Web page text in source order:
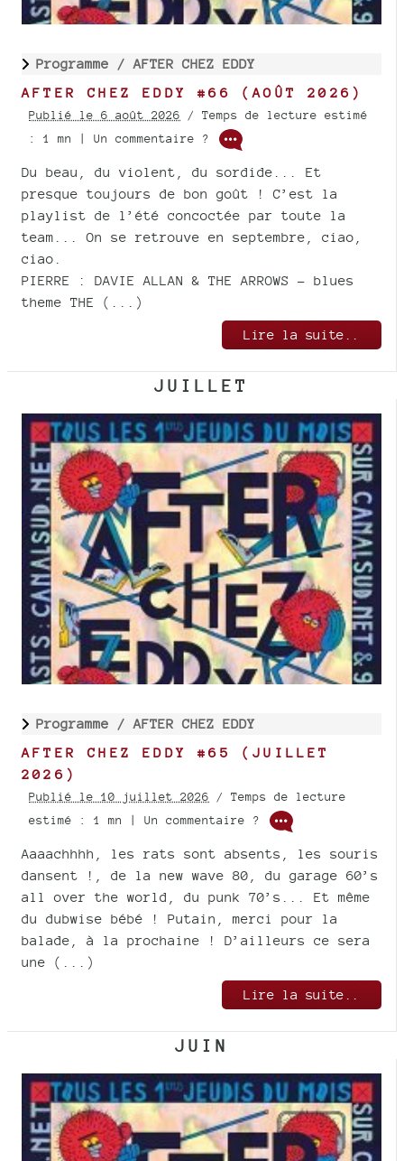
Programme / AFTER CHEZ EDDY
AFTER CHEZ EDDY #66 (AOÛT 2026)
Publié le 6 août 2026 / Temps de lecture estimé
: 1 mn | Un commentaire ?
Du beau, du violent, du sordide... Et
presque toujours de bon goût ! C’est la
playlist de l’été concoctée par toute la
team... On se retrouve en septembre, ciao,
ciao.
PIERRE : DAVIE ALLAN & THE ARROWS – blues
theme THE (...)
Lire la suite..
JUILLET
Programme / AFTER CHEZ EDDY
AFTER CHEZ EDDY #65 (JUILLET
2026)
Publié le 10 juillet 2026 / Temps de lecture
estimé : 1 mn | Un commentaire ?
Aaaachhhh, les rats sont absents, les souris
dansent !, de la new wave 80, du garage 60’s
all over the world, du punk 70’s... Et même
du dubwise bébé ! Putain, merci pour la
balade, à la prochaine ! D’ailleurs ce sera
une (...)
Lire la suite..
JUIN